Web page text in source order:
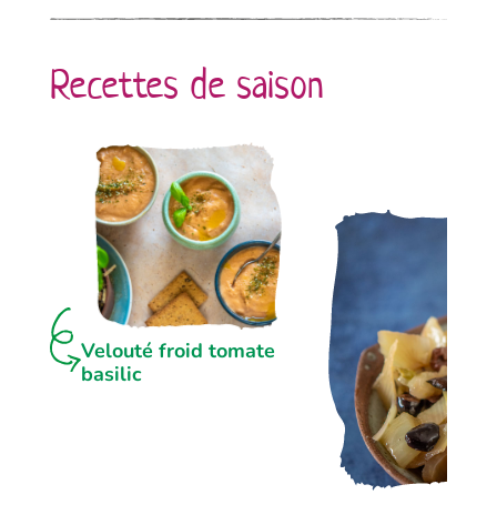
Recettes de saison
Velouté froid tomate
basilic